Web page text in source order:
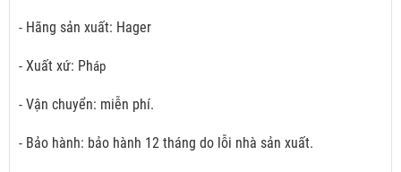
- Hãng sản xuất: Hager
- Xuất xứ: Pháp
- Vận chuyển: miễn phí.
- Bảo hành: bảo hành 12 tháng do lỗi nhà sản xuất.